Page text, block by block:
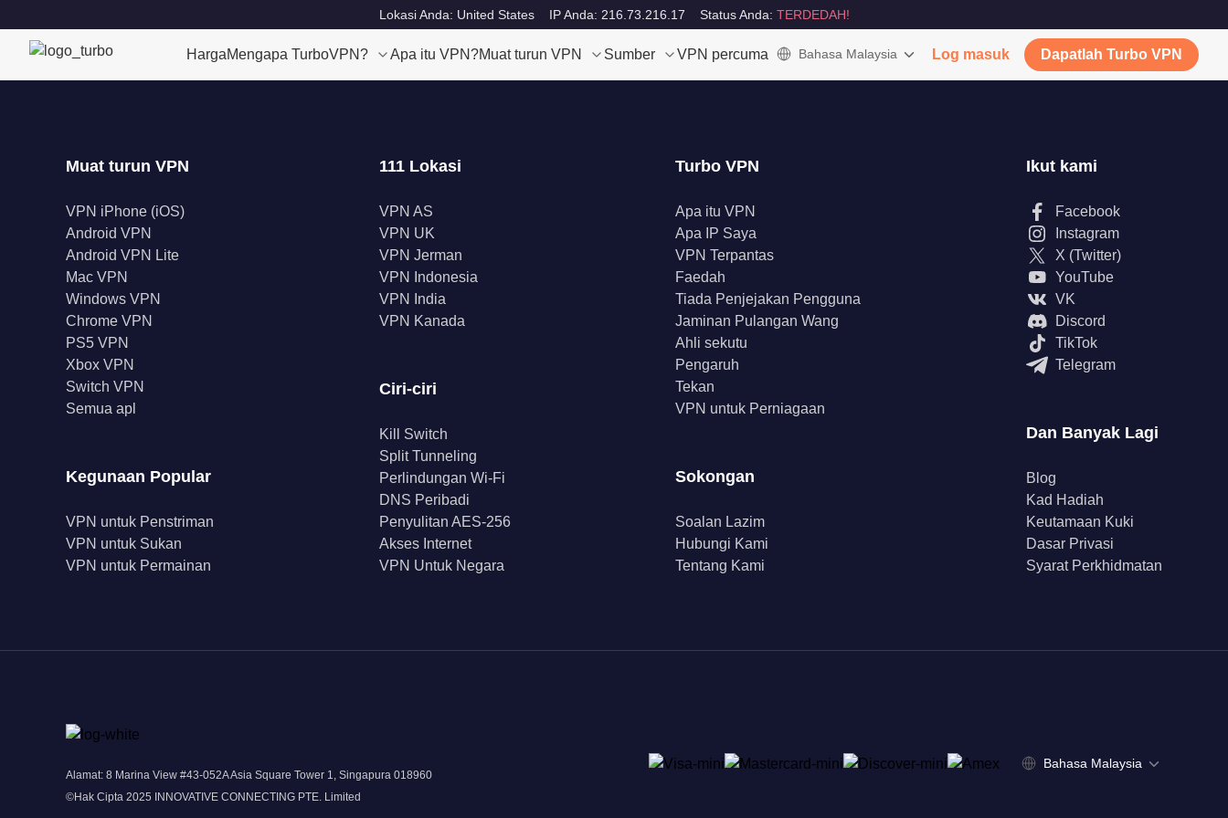
Lokasi Anda: United States IP Anda: 216.73.216.17 Status Anda: TERDEDAH!
HargaMengapa TurboVPN? Apa itu VPN?Muat turun VPN Sumber VPN percuma Bahasa Malaysia Log masuk Dapatlah Turbo VPN
Muat turun VPN
VPN iPhone (iOS)
Android VPN
Android VPN Lite
Mac VPN
Windows VPN
Chrome VPN
PS5 VPN
Xbox VPN
Switch VPN
Semua apl
Kegunaan Popular
VPN untuk Penstriman
VPN untuk Sukan
VPN untuk Permainan
111 Lokasi
VPN AS
VPN UK
VPN Jerman
VPN Indonesia
VPN India
VPN Kanada
Ciri-ciri
Kill Switch
Split Tunneling
Perlindungan Wi-Fi
DNS Peribadi
Penyulitan AES-256
Akses Internet
VPN Untuk Negara
Turbo VPN
Apa itu VPN
Apa IP Saya
VPN Terpantas
Faedah
Tiada Penjejakan Pengguna
Jaminan Pulangan Wang
Ahli sekutu
Pengaruh
Tekan
VPN untuk Perniagaan
Sokongan
Soalan Lazim
Hubungi Kami
Tentang Kami
Ikut kami
Facebook
Instagram
X (Twitter)
YouTube
VK
Discord
TikTok
Telegram
Dan Banyak Lagi
Blog
Kad Hadiah
Keutamaan Kuki
Dasar Privasi
Syarat Perkhidmatan
Alamat: 8 Marina View #43-052A Asia Square Tower 1, Singapura 018960
©Hak Cipta 2025 INNOVATIVE CONNECTING PTE. Limited
Bahasa Malaysia